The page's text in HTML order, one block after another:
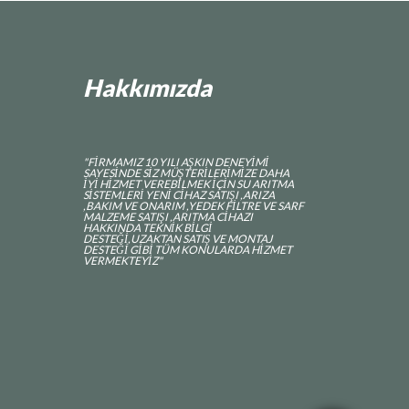
Hakkımızda
"FİRMAMIZ 10 YILI AŞKIN DENEYİMİ
SAYESİNDE SİZ MÜŞTERİLERİMİZE DAHA
İYİ HİZMET VEREBİLMEK İÇİN SU ARITMA
SİSTEMLERİ YENİ CİHAZ SATIŞI ,ARIZA
,BAKIM VE ONARIM ,YEDEK FİLTRE VE SARF
MALZEME SATIŞI ,ARITMA CİHAZI
HAKKINDA TEKNİK BİLGİ
DESTEĞİ,UZAKTAN SATIŞ VE MONTAJ
DESTEĞİ GİBİ TÜM KONULARDA HİZMET
VERMEKTEYİZ"